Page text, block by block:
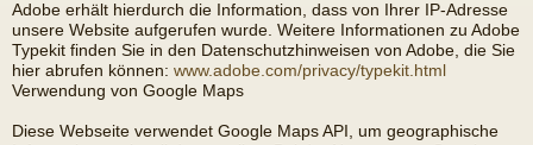
Adobe erhält hierdurch die Information, dass von Ihrer IP-Adresse
unsere Website aufgerufen wurde. Weitere Informationen zu Adobe
Typekit finden Sie in den Datenschutzhinweisen von Adobe, die Sie
hier abrufen können: www.adobe.com/privacy/typekit.html
Verwendung von Google Maps
Diese Webseite verwendet Google Maps API, um geographische